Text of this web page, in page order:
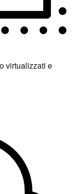
virtualizzati e